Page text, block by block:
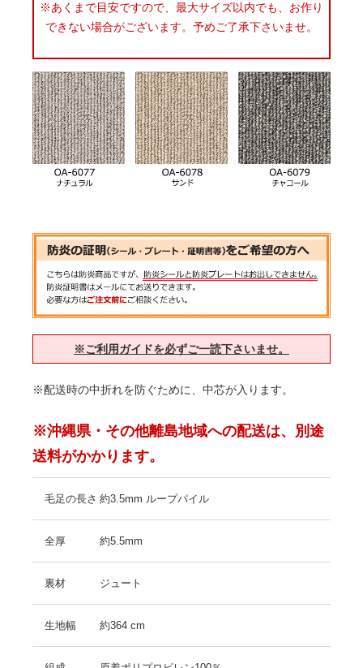
※あくまで目安ですので、最大サイズ以内でも、お作り
できない場合がございます。予めご了承下さいませ。
※ご利用ガイドを必ずご一読下さいませ。
※配送時の中折れを防ぐために、中芯が入ります。
※沖縄県・その他離島地域への配送は、別途
送料がかかります。
毛足の長さ 約3.5mm ループパイル
全厚 約5.5mm
裏材 ジュート
生地幅 約364 cm